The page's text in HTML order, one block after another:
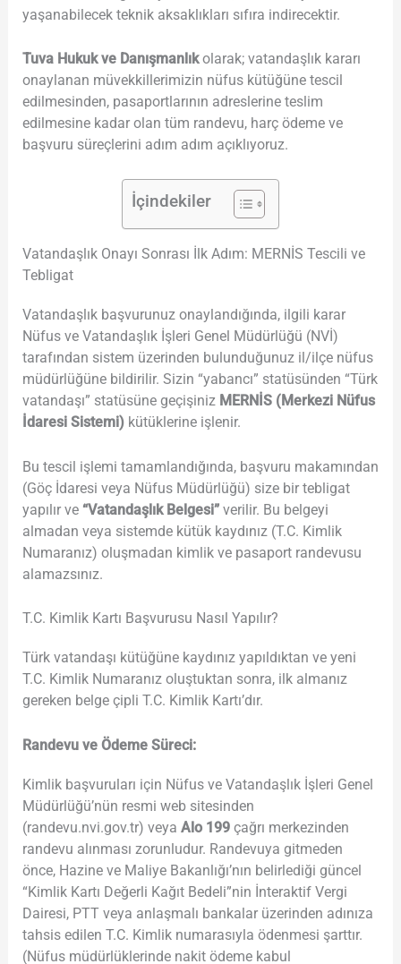
yaşanabilecek teknik aksaklıkları sıfıra indirecektir.
Tuva Hukuk ve Danışmanlıkolarak; vatandaşlık kararı
onaylanan müvekkillerimizin nüfus kütüğüne tescil
edilmesinden, pasaportlarının adreslerine teslim
edilmesine kadar olan tüm randevu, harç ödeme ve
başvuru süreçlerini adım adım açıklıyoruz.
İçindekiler
Vatandaşlık Onayı Sonrası İlk Adım: MERNİS Tescili ve
Tebligat
Vatandaşlık başvurunuz onaylandığında, ilgili karar
Nüfus ve Vatandaşlık İşleri Genel Müdürlüğü (NVİ)
tarafından sistem üzerinden bulunduğunuz il/ilçe nüfus
müdürlüğüne bildirilir. Sizin “yabancı” statüsünden “Türk
vatandaşı” statüsüne geçişiniz MERNİS (Merkezi Nüfus
İdaresi Sistemi)kütüklerine işlenir.
Bu tescil işlemi tamamlandığında, başvuru makamından
(Göç İdaresi veya Nüfus Müdürlüğü) size bir tebligat
yapılır ve “Vatandaşlık Belgesi”verilir. Bu belgeyi
almadan veya sistemde kütük kaydınız (T.C. Kimlik
Numaranız) oluşmadan kimlik ve pasaport randevusu
alamazsınız.
T.C. Kimlik Kartı Başvurusu Nasıl Yapılır?
Türk vatandaşı kütüğüne kaydınız yapıldıktan ve yeni
T.C. Kimlik Numaranız oluştuktan sonra, ilk almanız
gereken belge çipli T.C. Kimlik Kartı’dır.
Randevu ve Ödeme Süreci:
Kimlik başvuruları için Nüfus ve Vatandaşlık İşleri Genel
Müdürlüğü’nün resmi web sitesinden
(randevu.nvi.gov.tr) veya Alo 199çağrı merkezinden
randevu alınması zorunludur. Randevuya gitmeden
önce, Hazine ve Maliye Bakanlığı’nın belirlediği güncel
“Kimlik Kartı Değerli Kağıt Bedeli”nin İnteraktif Vergi
Dairesi, PTT veya anlaşmalı bankalar üzerinden adınıza
tahsis edilen T.C. Kimlik numarasıyla ödenmesi şarttır.
(Nüfus müdürlüklerinde nakit ödeme kabul